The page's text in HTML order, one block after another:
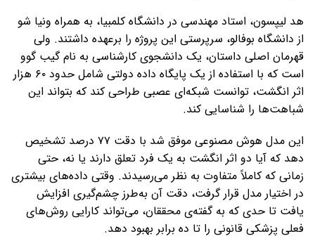
هد لیپسون، استاد مهندسی در دانشگاه کلمبیا، به همراه ونیا شو
از دانشگاه بوفالو، سرپرستی این پروژه را برعهده داشتند. ولی
قهرمان اصلی داستان، یک دانشجوی کارشناسی به نام گیب گوو
است که با استفاده از یک پایگاه داده دولتی شامل حدود ۶۰ هزار
اثر انگشت، توانست شبکه‌ای عصبی طراحی کند که بتواند این
شباهت‌ها را شناسایی کند.
این مدل هوش مصنوعی موفق شد با دقت ۷۷ درصد تشخیص
دهد که آیا دو اثر انگشت به یک فرد تعلق دارند یا نه، حتی
زمانی که کاملاً متفاوت به نظر می‌رسیدند. وقتی داده‌های بیشتری
در اختیار مدل قرار گرفت، دقت آن به‌طرز چشم‌گیری افزایش
یافت تا حدی که به گفته‌ی محققان، می‌تواند کارایی روش‌های
فعلی پزشکی قانونی را تا ده برابر بهبود دهد.